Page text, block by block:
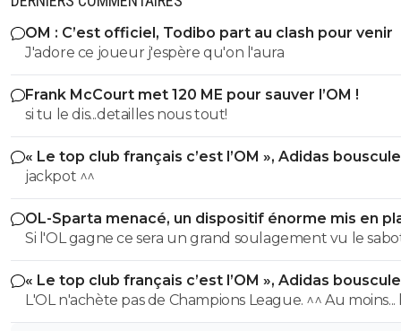
OM : C’est officiel, Todibo part au clash pour venir
J'adore ce joueur j'espère qu'on l'aura
Frank McCourt met 120 ME pour sauver l’OM !
si tu le dis...detailles nous tout!
« Le top club français c’est l’OM », Adidas
PSG
jackpot ^^
OL-Sparta menacé, un dispositif énorme mis en
Si l'OL gagne ce sera un grand soulagement vu le
incroyable du farfelu sans froc Fonseca au match allé.
perd ce sera aussi une grande victoire et une énorme
délivrance avec un possible licenciement de ce clown.
« Le top club français c’est l’OM », Adidas
PSG
L'OL n'achète pas de Champions League. ^^ Au moins... l'OM a
un point commun avec le PSG. Mdr Adidas ne se trompe pas